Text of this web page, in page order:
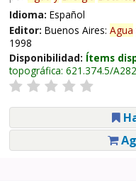
Idioma: Español
Editor: Buenos Aires: Agua
1998
Disponibilidad: Ítems
topográfica: 621.374.5/